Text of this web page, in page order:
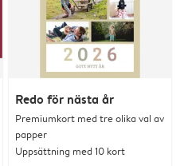
Redo för nästa år
Premiumkort med tre olika val av
papper
Uppsättning med 10 kort